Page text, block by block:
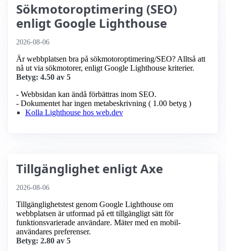
Sökmotoroptimering (SEO)
enligt Google Lighthouse
2026-08-06
Är webbplatsen bra på sökmotoroptimering/SEO? Alltså att
nå ut via sökmotorer, enligt Google Lighthouse kriterier.
Betyg: 4.50 av 5
- Webbsidan kan ändå förbättras inom SEO.
- Dokumentet har ingen metabeskrivning ( 1.00 betyg )
Kolla Lighthouse hos web.dev
Tillgänglighet enligt Axe
2026-08-06
Tillgänglighetstest genom Google Lighthouse om
webbplatsen är utformad på ett tillgängligt sätt för
funktionsvarierade användare. Mäter med en mobil­
användares preferenser.
Betyg: 2.80 av 5